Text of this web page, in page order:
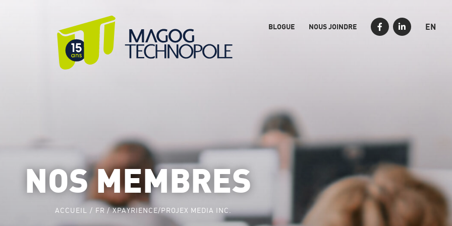
BLOGUE NOUS JOINDRE EN
NOS MEMBRES
ACCUEIL FR XPAYRIENCE/PROJEX MEDIA INC.